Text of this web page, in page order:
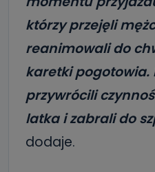
którzy przejęli
reanimowali do
karetki pogotowia.
przywrócili
latka i zabrali do
dodaje.